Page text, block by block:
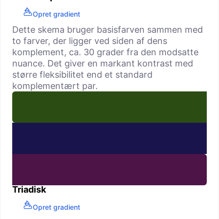
Opret gradient
Dette skema bruger basisfarven sammen med
to farver, der ligger ved siden af dens
komplement, ca. 30 grader fra den modsatte
nuance. Det giver en markant kontrast med
større fleksibilitet end et standard
komplementært par.
Triadisk
Opret gradient